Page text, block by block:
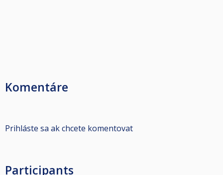
Komentáre
Prihláste sa ak chcete komentovat
Participants